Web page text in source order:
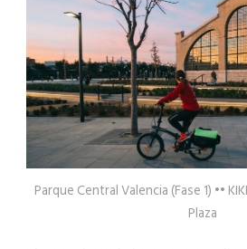
Parque Central Valencia (Fase 1) ••
Plaza